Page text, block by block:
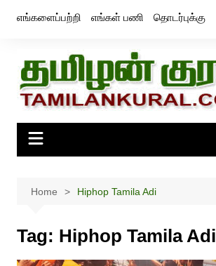
எங்களைப்பற்றி எங்கள் பணி தொடர்புக்கு
Home Hiphop Tamila Adi
Tag: Hiphop Tamila Adi